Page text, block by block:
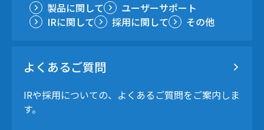
製品に関して
ユーザーサポート
IRに関して
採用に関して その他
よくあるご質問
IRや採用についての、よくあるご質問をご案内しま
す。